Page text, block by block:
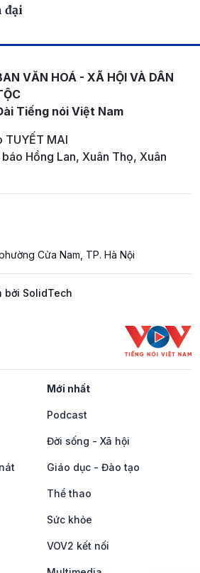
đại
VĂN HOÁ - XÃ HỘI VÀ DÂN
Tiếng nói Việt Nam
TUYẾT MAI
Hồng Lan, Xuân Thọ, Xuân
Cửa Nam, TP. Hà Nội
bởi SolidTech
Mới nhất
Podcast
Đời sống - Xã hội
Giáo dục - Đào tạo
Thể thao
Sức khỏe
VOV2 kết nối